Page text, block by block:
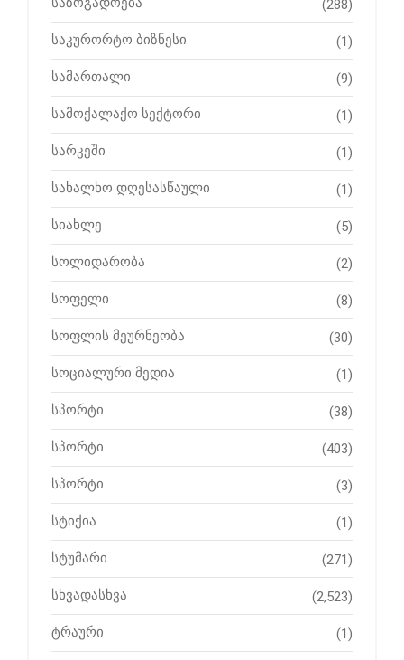
(288)
საკურორტო ბიზნესი (1)
სამართალი (9)
სამოქალაქო სექტორი (1)
სარკეში (1)
სახალხო დღესასწაული (1)
სიახლე (5)
სოლიდარობა (2)
სოფელი (8)
სოფლის მეურნეობა (30)
სოციალური მედია (1)
სპორტი (38)
სპორტი (403)
სპორტი (3)
სტიქია (1)
სტუმარი (271)
სხვადასხვა (2,523)
ტრაური (1)